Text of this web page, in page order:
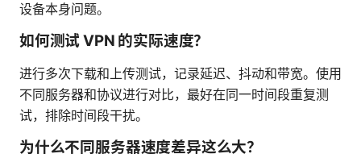
设备本身问题。
如何测试 VPN 的实际速度？
进行多次下载和上传测试，记录延迟、抖动和带宽。使用
不同服务器和协议进行对比，最好在同一时间段重复测
试，排除时间段干扰。
为什么不同服务器速度差异这么大？